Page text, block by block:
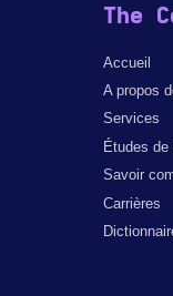
The
Accueil
A propos
Services
Études de
Savoir
Carrières